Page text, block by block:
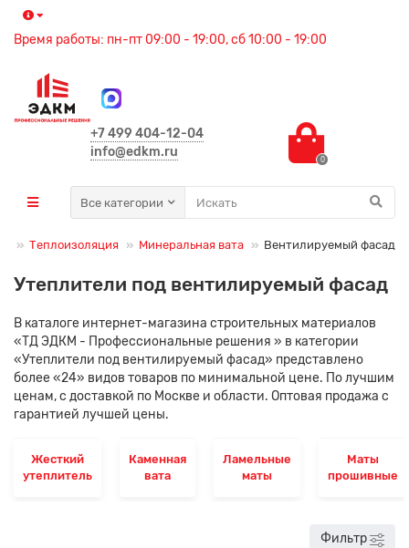
Время работы: пн-пт 09:00 - 19:00, сб 10:00 - 19:00
+7 499 404-12-04
info@edkm.ru
0
Все категории
Теплоизоляция Минеральная вата Вентилируемый фасад
Утеплители под вентилируемый фасад
В каталоге интернет-магазина строительных материалов
«ТД ЭДКМ - Профессиональные решения » в категории
«Утеплители под вентилируемый фасад» представлено
более «24» видов товаров по минимальной цене. По лучшим
ценам, с доставкой по Москве и области. Оптовая продажа с
гарантией лучшей цены.
Жесткий
утеплитель
Каменная
вата
Ламельные
маты
Маты
прошивные
Фильтр